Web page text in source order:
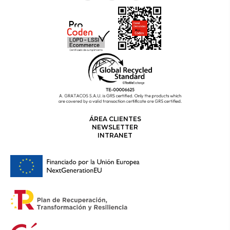
ÁREA CLIENTES
NEWSLETTER
INTRANET